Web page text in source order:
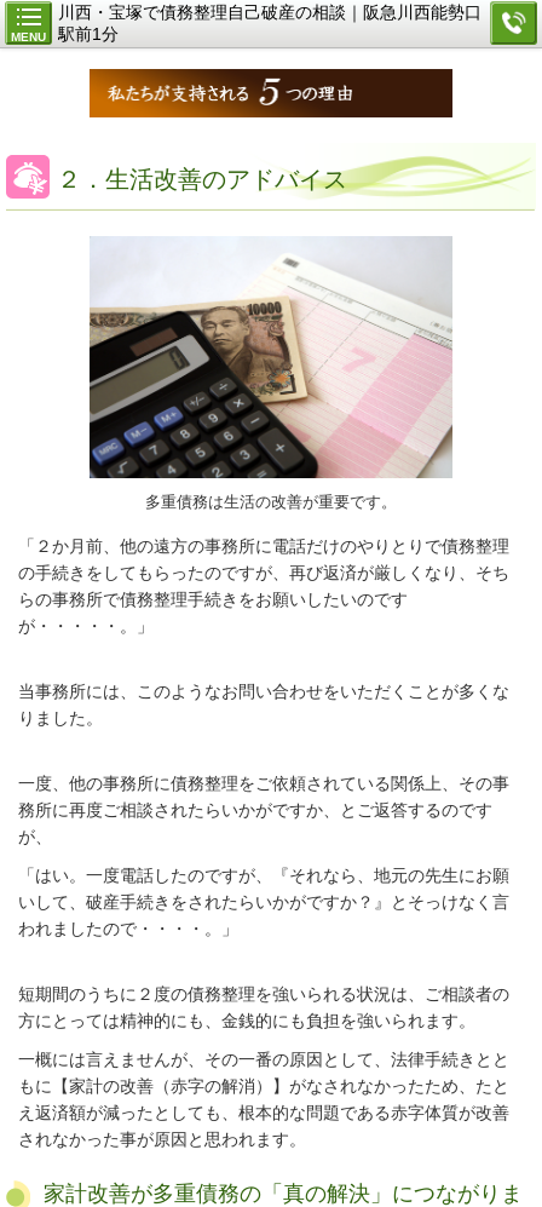
MENU
川西・宝塚で債務整理自己破産の相談｜阪急川西能勢口
駅前1分
２．生活改善のアドバイス
多重債務は生活の改善が重要です。
「２か月前、他の遠方の事務所に電話だけのやりとりで債務整理
の手続きをしてもらったのですが、再び返済が厳しくなり、そち
らの事務所で債務整理手続きをお願いしたいのです
が・・・・・。」
当事務所には、このようなお問い合わせをいただくことが多くな
りました。
一度、他の事務所に債務整理をご依頼されている関係上、その事
務所に再度ご相談されたらいかがですか、とご返答するのです
が、
「はい。一度電話したのですが、『それなら、地元の先生にお願
いして、破産手続きをされたらいかがですか？』とそっけなく言
われましたので・・・・。」
短期間のうちに２度の債務整理を強いられる状況は、ご相談者の
方にとっては精神的にも、金銭的にも負担を強いられます。
一概には言えませんが、その一番の原因として、法律手続きとと
もに【家計の改善（赤字の解消）】がなされなかったため、たと
え返済額が減ったとしても、根本的な問題である赤字体質が改善
されなかった事が原因と思われます。
家計改善が多重債務の「真の解決」につながりま